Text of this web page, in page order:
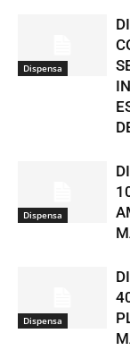
Dispensa
Dispensa
Dispensa